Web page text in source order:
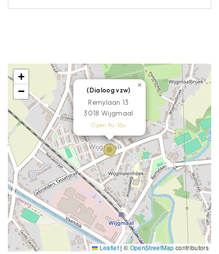
(Dialoog vzw)
Remylaan 13
3018 Wijgmaal
Open 9u-16u
×
+
−
Leaflet | © OpenStreetMapcontributors